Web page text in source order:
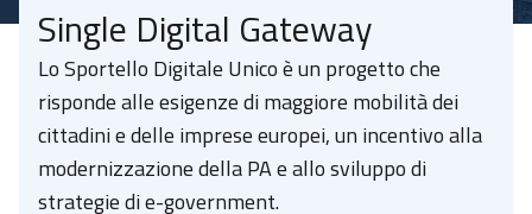
Single Digital Gateway
Lo Sportello Digitale Unico è un progetto che
risponde alle esigenze di maggiore mobilità dei
cittadini e delle imprese europei, un incentivo alla
modernizzazione della PA e allo sviluppo di
strategie di e-government.